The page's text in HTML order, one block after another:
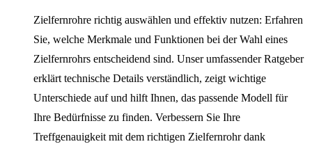
Zielfernrohre richtig auswählen und effektiv nutzen: Erfahren
Sie, welche Merkmale und Funktionen bei der Wahl eines
Zielfernrohrs entscheidend sind. Unser umfassender Ratgeber
erklärt technische Details verständlich, zeigt wichtige
Unterschiede auf und hilft Ihnen, das passende Modell für
Ihre Bedürfnisse zu finden. Verbessern Sie Ihre
Treffgenauigkeit mit dem richtigen Zielfernrohr dank